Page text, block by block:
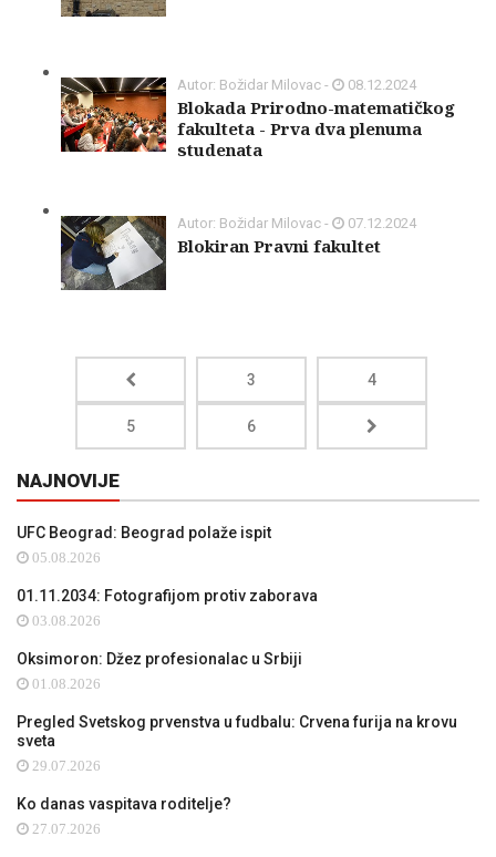
Autor: Božidar Milovac - 08.12.2024
Blokada Prirodno-matematičkog
fakulteta - Prva dva plenuma
studenata
Autor: Božidar Milovac - 07.12.2024
Blokiran Pravni fakultet
3 4
5 6
NAJNOVIJE
UFC Beograd: Beograd polaže ispit
05.08.2026
01.11.2034: Fotografijom protiv zaborava
03.08.2026
Oksimoron: Džez profesionalac u Srbiji
01.08.2026
Pregled Svetskog prvenstva u fudbalu: Crvena furija na krovu
sveta
29.07.2026
Ko danas vaspitava roditelje?
27.07.2026